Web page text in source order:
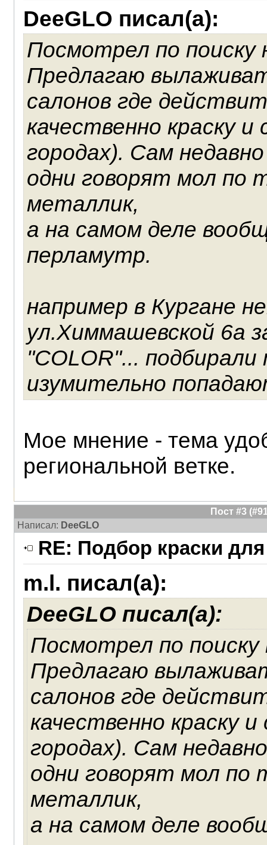
DeeGLO писал(а):
Посмотрел по поиску
Предлагаю
салонов где
качественно краску
городах). Сам
одни говорят мол по
металлик,
а на самом деле
перламутр.
например в Кургане
ул.Химмашевской 6а
"COLOR"...
изумительно
Мое мнение - тема
региональной ветке.
Пост #3
Написал: DeeGLO
RE: Подбор краски
m.l. писал(а):
DeeGLO писал(а):
Посмотрел по
Предлагаю
салонов где
качественно краску
городах). Сам
одни говорят мол по
металлик,
а на самом деле